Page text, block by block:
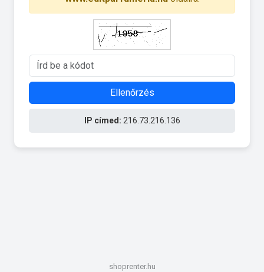
Ellenőrzés
IP címed: 216.73.216.136
shoprenter.hu